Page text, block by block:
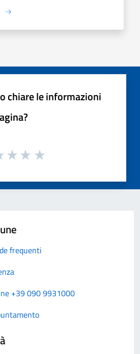
chiare le informazioni
frequenti
+39 090 9931000